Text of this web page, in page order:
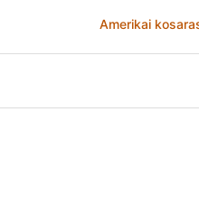
Amerikai